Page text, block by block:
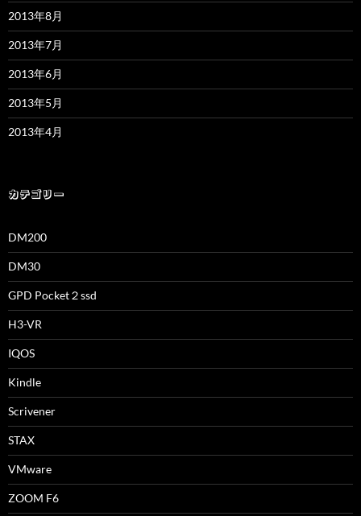
2013年8月
2013年7月
2013年6月
2013年5月
2013年4月
カテゴリー
DM200
DM30
GPD Pocket２ssd
H3-VR
IQOS
Kindle
Scrivener
STAX
VMware
ZOOM F6